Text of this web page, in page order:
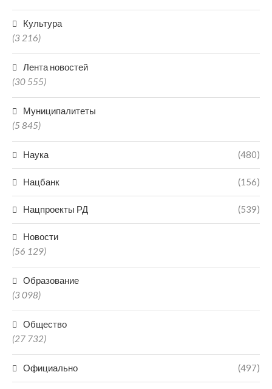
Культура
(3 216)
Лента новостей
(30 555)
Муниципалитеты
(5 845)
Наука (480)
Нацбанк (156)
Нацпроекты РД (539)
Новости
(56 129)
Образование
(3 098)
Общество
(27 732)
Официально (497)